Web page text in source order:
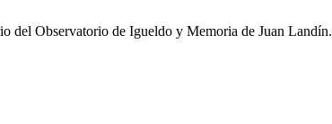
del Observatorio de Igueldo y Memoria de Juan Landín.